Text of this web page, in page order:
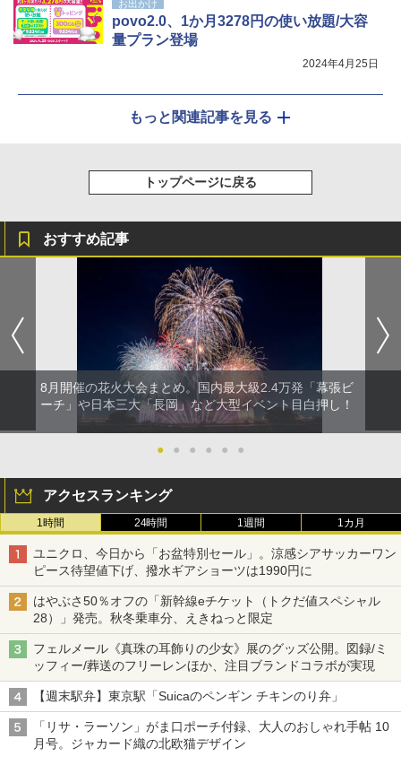
お出かけ
povo2.0、1か月3278円の使い放題/大容
量プラン登場
2024年4月25日
もっと関連記事を見る
トップページに戻る
おすすめ記事
8月開催の花火大会まとめ。国内最大級2.4万発「幕張ビ
ーチ」や日本三大「長岡」など大型イベント目白押し！
● ● ● ● ● ●
アクセスランキング
1時間 24時間 1週間 1カ月
ユニクロ、今日から「お盆特別セール」。涼感シアサッカーワン
ピース待望値下げ、撥水ギアショーツは1990円に
はやぶさ50％オフの「新幹線eチケット（トクだ値スペシャル
28）」発売。秋冬乗車分、えきねっと限定
フェルメール《真珠の耳飾りの少女》展のグッズ公開。図録/ミ
ッフィー/葬送のフリーレンほか、注目ブランドコラボが実現
【週末駅弁】東京駅「Suicaのペンギン チキンのり弁」
「リサ・ラーソン」がま口ポーチ付録、大人のおしゃれ手帖 10
月号。ジャカード織の北欧猫デザイン